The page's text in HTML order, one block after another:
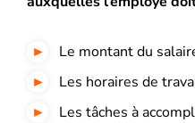
Le montant du
Les horaires de
Les tâches à